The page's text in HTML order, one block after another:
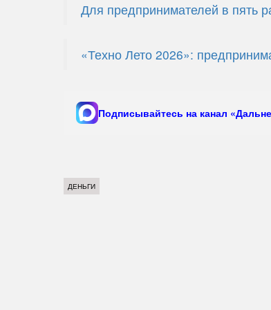
Для предпринимателей в пять
«Техно Лето 2026»:
Подписывайтесь на канал
ДЕНЬГИ